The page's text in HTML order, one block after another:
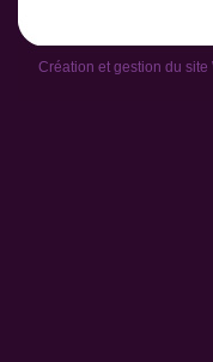
Création et gestion du site